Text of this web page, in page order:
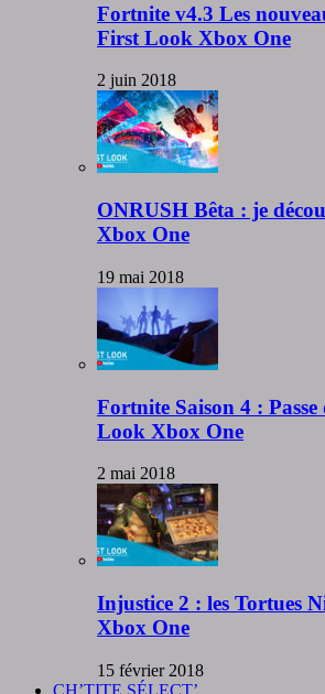
Fortnite v4.3 Les
First Look Xbox One
2 juin 2018
ONRUSH Bêta : je
Xbox One
19 mai 2018
Fortnite Saison 4 :
Look Xbox One
2 mai 2018
Injustice 2 : les Tortues
Xbox One
15 février 2018
CH’TITE SÉLECT’